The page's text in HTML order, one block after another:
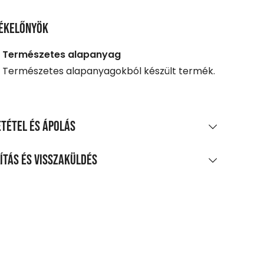
Természetes alapanyag
Természetes alapanyagokból készült termék.
és ápolás
és visszaküldés